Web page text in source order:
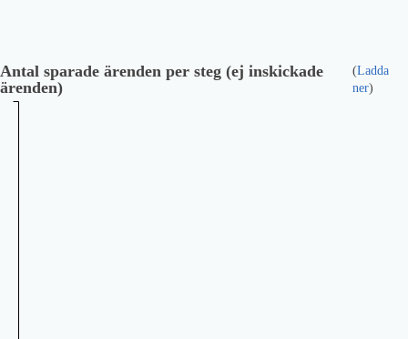
Antal sparade ärenden per steg (ej inskickade
ärenden)
(Ladda
ner)